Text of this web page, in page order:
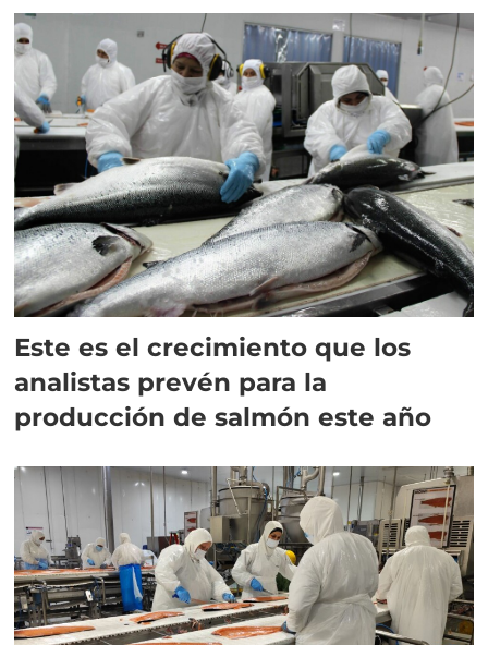
Este es el crecimiento que los
analistas prevén para la
producción de salmón este año